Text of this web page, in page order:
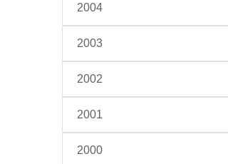
2004
2003
2002
2001
2000